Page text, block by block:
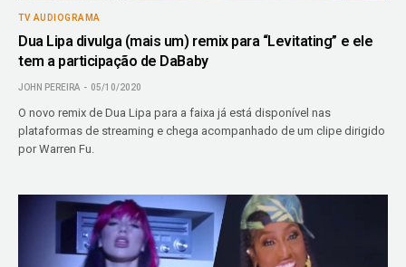
TV AUDIOGRAMA
Dua Lipa divulga (mais um) remix para “Levitating” e ele
tem a participação de DaBaby
JOHN PEREIRA 05/10/2020
O novo remix de Dua Lipa para a faixa já está disponível nas
plataformas de streaming e chega acompanhado de um clipe dirigido
por Warren Fu.